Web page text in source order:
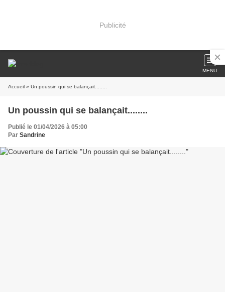
Publicité
MENU
Accueil » Un poussin qui se balançait........
Un poussin qui se balançait........
Publié le 01/04/2026 à 05:00
Par Sandrine